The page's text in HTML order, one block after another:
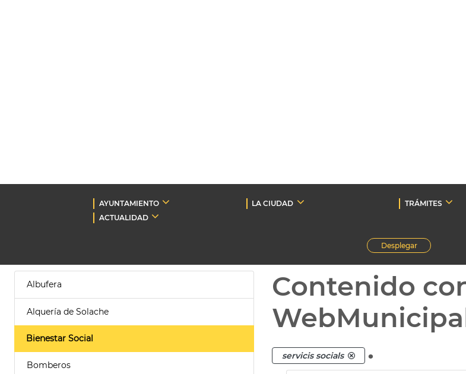
AYUNTAMIENTO LA CIUDAD TRÁMITES
ACTUALIDAD
Desplegar
Albufera
Alquería de Solache
Bienestar Social
Bomberos
Contenido
servicis socials .